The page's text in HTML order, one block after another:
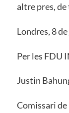
altre pres,
Londres, 8
Per les FDU
Justin
Comissari